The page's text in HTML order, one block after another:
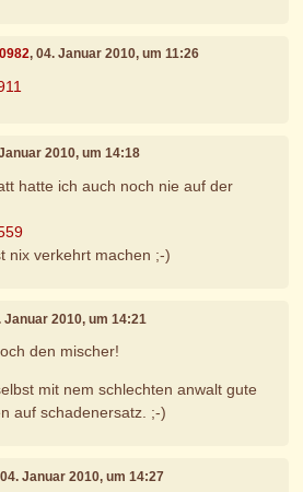
, 04. Januar 2010, um 11:26
2010, um 14:18
hatte ich auch noch nie auf der
nix verkehrt machen ;-)
Januar 2010, um 14:21
den mischer!
mit nem schlechten anwalt gute
auf schadenersatz. ;-)
Januar 2010, um 14:27